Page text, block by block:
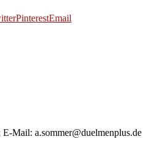
PinterestEmail
Mail: a.sommer@duelmenplus.de